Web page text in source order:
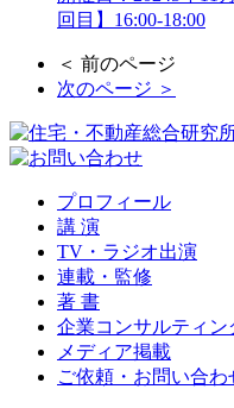
回目】16:00-18:00
＜ 前のページ
次のページ ＞
プロフィール
講 演
TV・ラジオ出演
連載・監修
著 書
企業コンサルティ
メディア掲載
ご依頼・お問い合わ